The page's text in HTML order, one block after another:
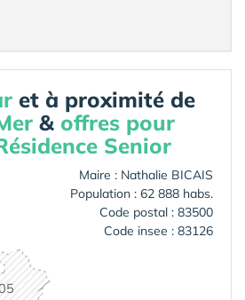
et à proximité de
& offres pour
Senior
Maire : Nathalie BICAIS
Population : 62 888 habs.
Code postal : 83500
Code insee : 83126